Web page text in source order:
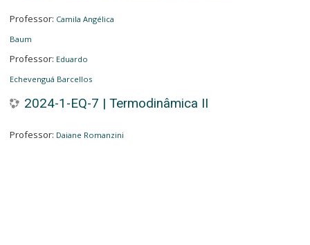
Professor: Camila Angélica
Baum
Professor: Eduardo
Echevenguá Barcellos
2024-1-EQ-7 | Termodinâmica II
Professor: Daiane Romanzini